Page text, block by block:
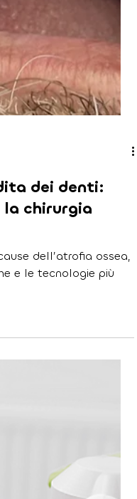
ne vale la
i vantaggi, gli
se è la soluzione